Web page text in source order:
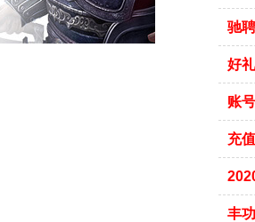
驰
好
账
充
丰